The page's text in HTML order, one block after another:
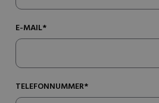
E-MAIL*
TELEFONNUMMER*